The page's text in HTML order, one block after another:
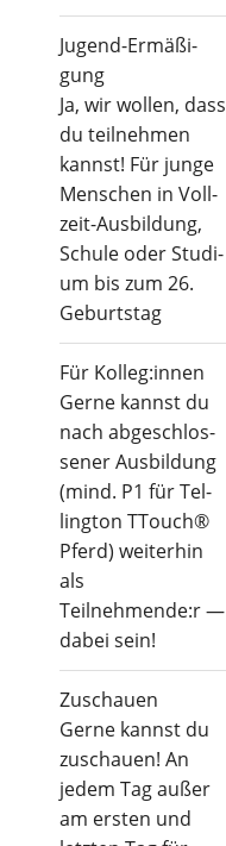
Jugend-Ermä­ßi­
gung
Ja, wir wol­len, dass
du teil­neh­men
kannst! Für jun­ge
Men­schen in Voll­
zeit-Aus­bil­dung,
Schu­le oder Stu­di­
um bis zum 26.
Geburtstag
Für Kolleg:innen
Ger­ne kannst du
nach abge­schlos­
se­ner Aus­bil­dung
(mind. P1 für Tel­
ling­ton TTouch®
Pferd) wei­ter­hin
als
Teilnehmende:r —
dabei sein!
Zuschau­en
Ger­ne kannst du
zuschau­en! An
jedem Tag außer
am ers­ten und